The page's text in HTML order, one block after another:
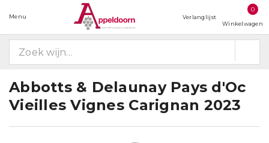
Menu Verlanglijst
0
Winkelwagen
Abbotts & Delaunay Pays d'Oc
Vieilles Vignes Carignan 2023